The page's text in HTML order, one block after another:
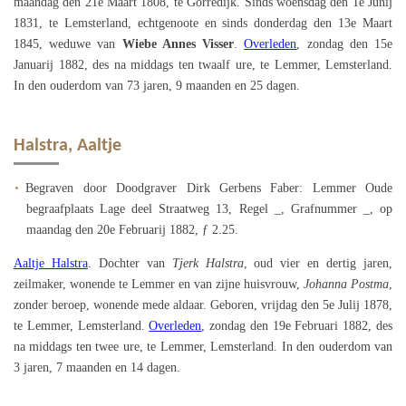
1831, te Lemsterland, echtgenoote en sinds donderdag den 13e Maart
1845, weduwe van Wiebe Annes Visser.Overleden, zondag den 15e
Januarij 1882, des na middags ten twaalf ure, te Lemmer, Lemsterland.
In den ouderdom van 73 jaren, 9 maanden en 25 dagen.
Halstra, Aaltje
Begraven door Doodgraver Dirk Gerbens Faber: Lemmer Oude
begraafplaats Lage deel Straatweg 13, Regel _, Grafnummer _, op
maandag den 20e Februarij 1882, ƒ 2.25.
Aaltje Halstra. Dochter van Tjerk Halstra, oud vier en dertig jaren,
zeilmaker, wonende te Lemmer en van zijne huisvrouw, Johanna Postma,
zonder beroep, wonende mede aldaar. Geboren, vrijdag den 5e Julij 1878,
te Lemmer, Lemsterland.Overleden, zondag den 19e Februari 1882, des
na middags ten twee ure, te Lemmer, Lemsterland. In den ouderdom van
3 jaren, 7 maanden en 14 dagen.